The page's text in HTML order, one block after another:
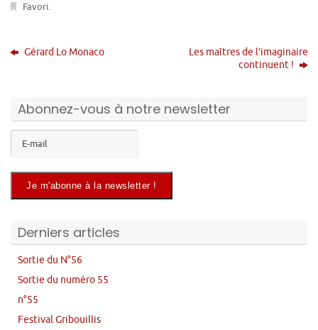
Favori.
Gérard Lo Monaco
Les maîtres de l’imaginaire
continuent !
Abonnez-vous à notre newsletter
Derniers articles
Sortie du N°56
Sortie du numéro 55
n°55
Festival Gribouillis